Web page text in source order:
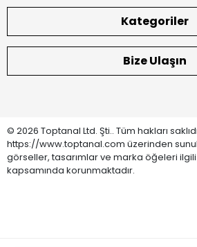
Kategoriler
Bize Ulaşın
© 2026 Toptanal Ltd. Şti.. Tüm hakları
https://www.toptanal.com üzerinden
görseller, tasarımlar ve marka öğeleri
kapsamında korunmaktadır.